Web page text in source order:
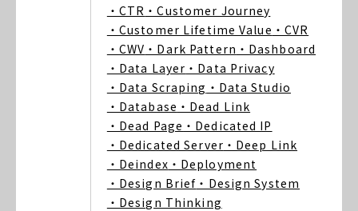
・CTR ・Customer Journey
・Customer Lifetime Value ・CVR
・CWV ・Dark Pattern ・Dashboard
・Data Layer ・Data Privacy
・Data Scraping ・Data Studio
・Database ・Dead Link
・Dead Page ・Dedicated IP
・Dedicated Server ・Deep Link
・Deindex ・Deployment
・Design Brief ・Design System
・Design Thinking